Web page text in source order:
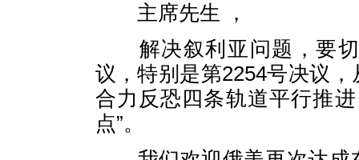
主席先生 ，
解决叙利亚问题，要切
议，特别是第2254号决议
合力反恐四条轨道平行推
点”。